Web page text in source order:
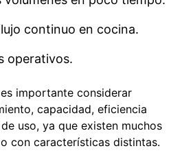
continuo en cocina.
operativos.
importante considerar
capacidad, eficiencia
uso, ya que existen muchos
con características distintas.